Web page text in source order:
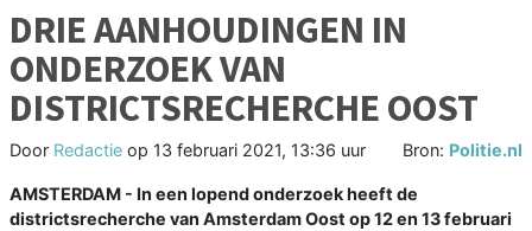
DRIE AANHOUDINGEN IN
ONDERZOEK VAN
DISTRICTSRECHERCHE OOST
Door Redactie op 13 februari 2021, 13:36 uur Bron: Politie.nl
AMSTERDAM - In een lopend onderzoek heeft de
districtsrecherche van Amsterdam Oost op 12 en 13 februari